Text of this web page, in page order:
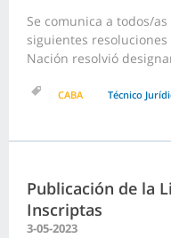
Se comunica a todos/
siguientes
Nación resolvió
CABA Técnico
Publicación de la
Inscriptas
3-05-2023